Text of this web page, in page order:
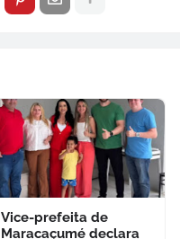
Vice-prefeita de
Maracaçumé declara